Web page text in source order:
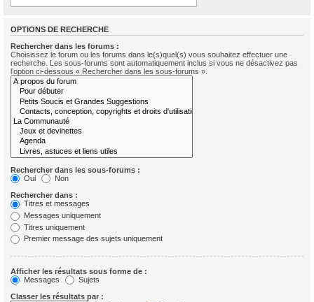
OPTIONS DE RECHERCHE
Rechercher dans les forums :
Choisissez le forum ou les forums dans le(s)quel(s) vous souhaitez effectuer une
recherche. Les sous-forums sont automatiquement inclus si vous ne désactivez pas
l’option ci-dessous « Rechercher dans les sous-forums ».
Rechercher dans les sous-forums :
Oui
Non
Rechercher dans :
Titres et messages
Messages uniquement
Titres uniquement
Premier message des sujets uniquement
Afficher les résultats sous forme de :
Messages
Sujets
Classer les résultats par :